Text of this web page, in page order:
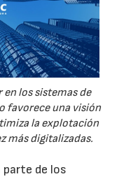
los sistemas de
favorece una visión
la explotación
más digitalizadas.
parte de los